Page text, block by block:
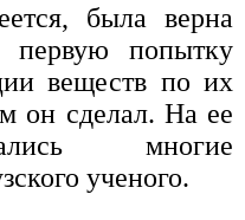
была верна
первую попытку
веществ по их
он сделал. На ее
многие
ученого.